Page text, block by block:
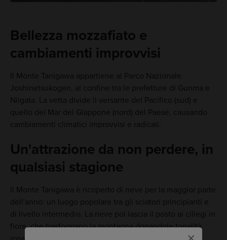
Bellezza mozzafiato e
cambiamenti improvvisi
Il Monte Tanigawa appartiene al Parco Nazionale
Joshinetsukogen, al confine tra le prefetture di Gunma e
Niigata. La vetta divide il versante del Pacifico (sud) e
quello del Mar del Giappone (nord) del Paese, causando
cambiamenti climatici improvvisi e radicali.
Un'attrazione da non perdere, in
qualsiasi stagione
Il Monte Tanigawa è ricoperto di neve per la maggior parte
dell'anno: un luogo popolare tra gli sciatori principianti e
di livello intermedio. La neve poi lascia il posto ai ciliegi in
fiore, che trasformano la montagna donandole tonalità